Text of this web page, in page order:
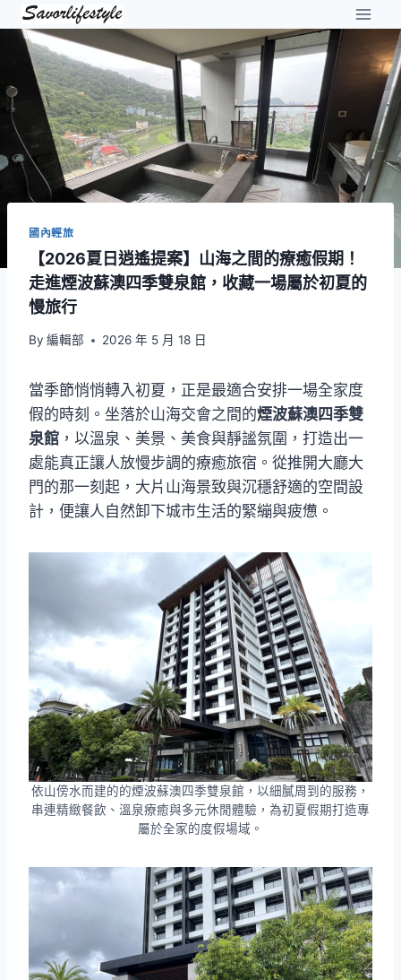
Skip
content
國內輕旅
【2026夏日逍遙提案】山海之間的療癒假期！
走進煙波蘇澳四季雙泉館，收藏一場屬於初夏的
慢旅行
By 編輯部 2026 年 5 月 18 日
當季節悄悄轉入初夏，正是最適合安排一場全家度
假的時刻。坐落於山海交會之間的煙波蘇澳四季雙
泉館 ，以溫泉、美景、美食與靜謐氛圍，打造出一
處能真正讓人放慢步調的療癒旅宿。從推開大廳大
門的那一刻起，大片山海景致與沉穩舒適的空間設
計，便讓人自然卸下城市生活的緊繃與疲憊。
依山傍水而建的的煙波蘇澳四季雙泉館，以細膩周到的服務，
串連精緻餐飲、溫泉療癒與多元休閒體驗，為初夏假期打造專
屬於全家的度假場域。